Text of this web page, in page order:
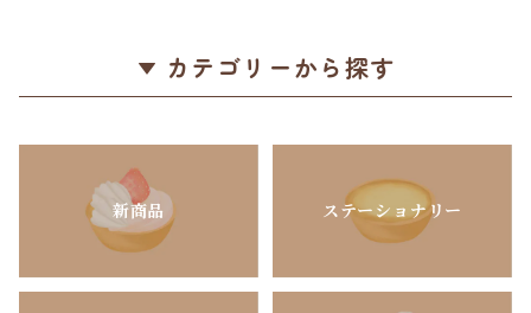
カテゴリーから探す
新商品 ステーショナリー